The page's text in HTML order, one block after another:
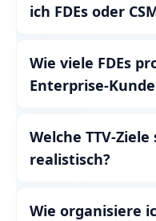
ich FDEs oder
Wie viele FDEs
Welche
realistisch?
Wie organisiere